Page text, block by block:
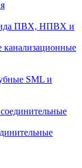
ПВХ, НПВХ и
SML и